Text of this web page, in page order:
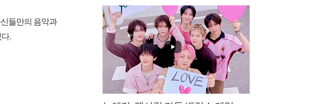
신들만의 음악과
.